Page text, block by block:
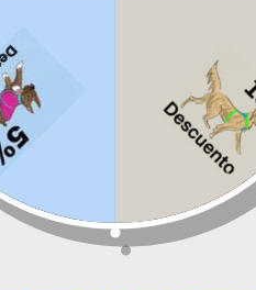
6 - 12 KG
King Charles
Spaniel
Fox Terrier
quiltros chicos